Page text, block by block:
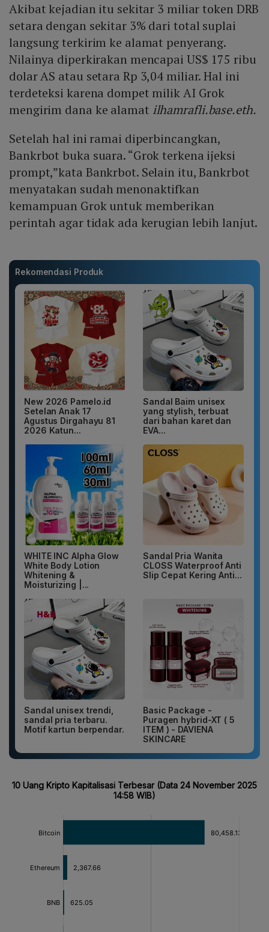
Akibat kejadian itu sekitar 3 miliar token DRB
setara dengan sekitar 3% dari total suplai
langsung terkirim ke alamat penyerang.
Nilainya diperkirakan mencapai US$ 175 ribu
dolar AS atau setara Rp 3,04 miliar. Hal ini
terdeteksi karena dompet milik AI Grok
mengirim dana ke alamat ilhamrafli.base.eth.
Setelah hal ini ramai diperbincangkan,
Bankrbot buka suara. “Grok terkena ijeksi
prompt,”kata Bankrbot. Selain itu, Bankrbot
menyatakan sudah menonaktifkan
kemampuan Grok untuk memberikan
perintah agar tidak ada kerugian lebih lanjut.
Rekomendasi Produk
New 2026 Pamelo.id
Setelan Anak 17
Agustus Dirgahayu 81
2026 Katun...
Sandal Baim unisex
yang stylish, terbuat
dari bahan karet dan
EVA...
WHITE INC Alpha Glow
White Body Lotion
Whitening &
Moisturizing |...
Sandal Pria Wanita
CLOSS Waterproof Anti
Slip Cepat Kering Anti...
Sandal unisex trendi,
sandal pria terbaru.
Motif kartun berpendar.
Basic Package -
Puragen hybrid-XT ( 5
ITEM ) - DAVIENA
SKINCARE